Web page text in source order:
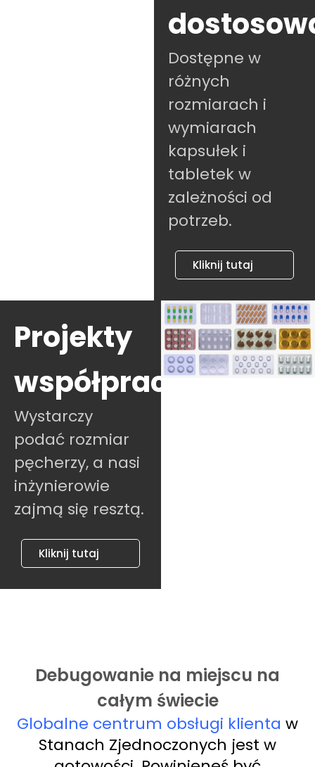
Dostępne w
różnych
rozmiarach i
wymiarach
kapsułek i
tabletek w
zależności od
potrzeb.
Kliknij tutaj
Projekty
współpracy
Wystarczy
podać rozmiar
pęcherzy, a nasi
inżynierowie
zajmą się resztą.
Kliknij tutaj
Debugowanie na miejscu na
całym świecie
Globalne centrum obsługi klienta w
Stanach Zjednoczonych jest w